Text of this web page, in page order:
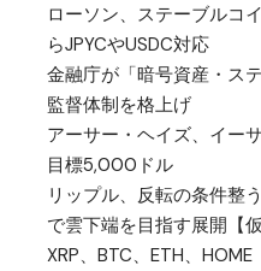
ローソン、ステーブルコ
らJPYCやUSDC対応
金融庁が「暗号資産・ス
監督体制を格上げ
アーサー・ヘイズ、イー
目標5,000ドル
リップル、反転の条件整
で雲下端を目指す展開【
XRP、BTC、ETH、HOME